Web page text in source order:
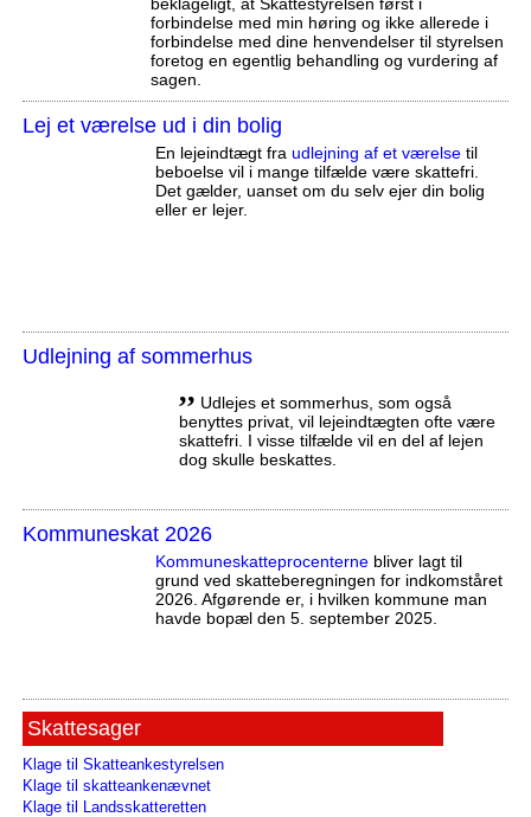
forbindelse med min høring og ikke allerede i
forbindelse med dine henvendelser til styrelsen
foretog en egentlig behandling og vurdering af
sagen.
Lej et værelse ud i din bolig
En lejeindtægt fra udlejning af et værelsetil
beboelse vil i mange tilfælde være skattefri.
Det gælder, uanset om du selv ejer din bolig
eller er lejer.
Udlejning af sommerhus
,, Udlejes et sommerhus, som også
benyttes privat, vil lejeindtægten ofte være
skattefri. I visse tilfælde vil en del af lejen
dog skulle beskattes.
Kommuneskat 2026
Kommuneskatte­procenternebliver lagt til
grund ved skatteberegningen for indkomståret
2026. Afgørende er, i hvilken kommune man
havde bopæl den 5. september 2025.
Skattesager
Klage til Skatteankestyrelsen
Klage til skatteankenævnet
Klage til Landsskatteretten